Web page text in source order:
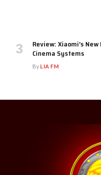
Review: Xiaomi’s
Cinema Systems
ByLIA FM